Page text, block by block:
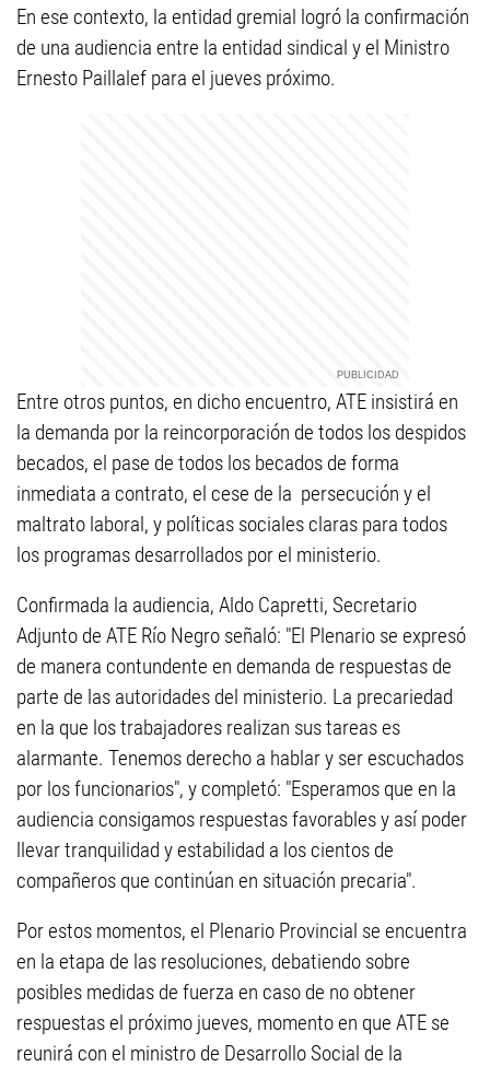
En ese contexto, la entidad gremial logró la confirmación
de una audiencia entre la entidad sindical y el Ministro
Ernesto Paillalef para el jueves próximo.
Entre otros puntos, en dicho encuentro, ATE insistirá en
la demanda por la reincorporación de todos los despidos
becados, el pase de todos los becados de forma
inmediata a contrato, el cese de la persecución y el
maltrato laboral, y políticas sociales claras para todos
los programas desarrollados por el ministerio.
Confirmada la audiencia, Aldo Capretti, Secretario
Adjunto de ATE Río Negro señaló: "El Plenario se expresó
de manera contundente en demanda de respuestas de
parte de las autoridades del ministerio. La precariedad
en la que los trabajadores realizan sus tareas es
alarmante. Tenemos derecho a hablar y ser escuchados
por los funcionarios", y completó: "Esperamos que en la
audiencia consigamos respuestas favorables y así poder
llevar tranquilidad y estabilidad a los cientos de
compañeros que continúan en situación precaria".
Por estos momentos, el Plenario Provincial se encuentra
en la etapa de las resoluciones, debatiendo sobre
posibles medidas de fuerza en caso de no obtener
respuestas el próximo jueves, momento en que ATE se
reunirá con el ministro de Desarrollo Social de la